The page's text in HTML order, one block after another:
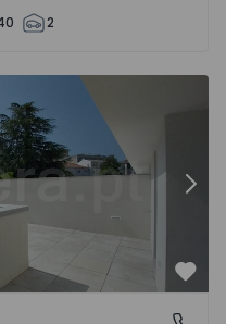
2
- 1575459 - 4